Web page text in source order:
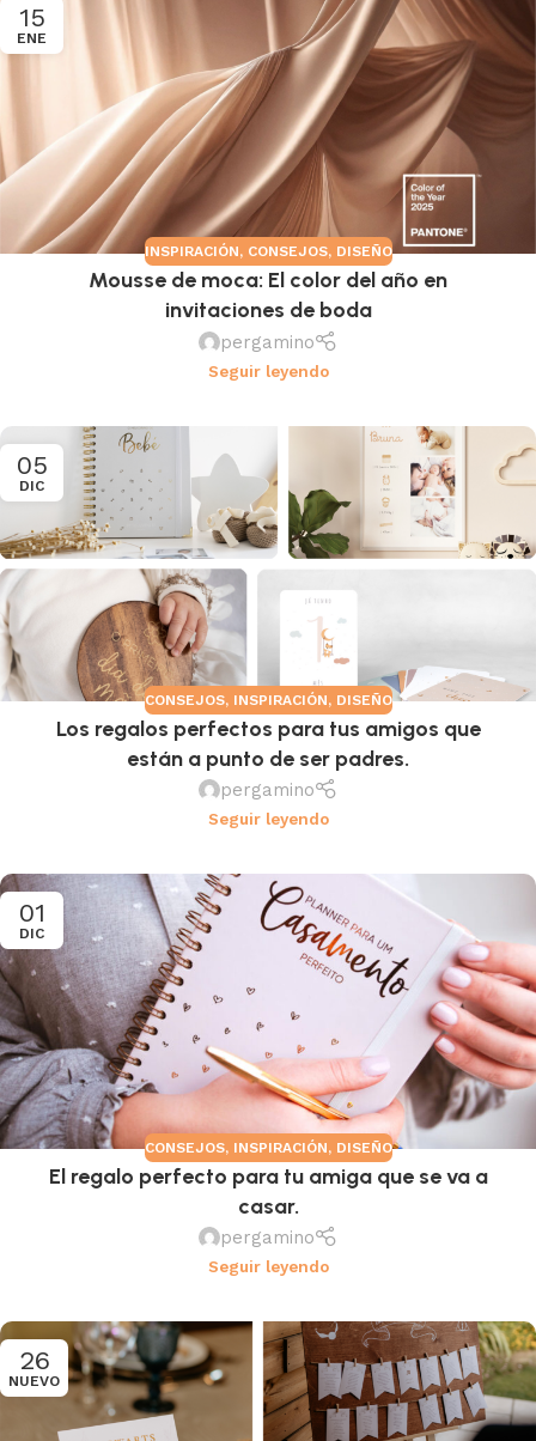
15
ENE
INSPIRACIÓN, CONSEJOS, DISEÑO
Mousse de moca: El color del año en
invitaciones de boda
pergamino
Seguir leyendo
05
DIC
CONSEJOS, INSPIRACIÓN, DISEÑO
Los regalos perfectos para tus amigos que
están a punto de ser padres.
pergamino
Seguir leyendo
01
DIC
CONSEJOS, INSPIRACIÓN, DISEÑO
El regalo perfecto para tu amiga que se va a
casar.
pergamino
Seguir leyendo
26
NUEVO